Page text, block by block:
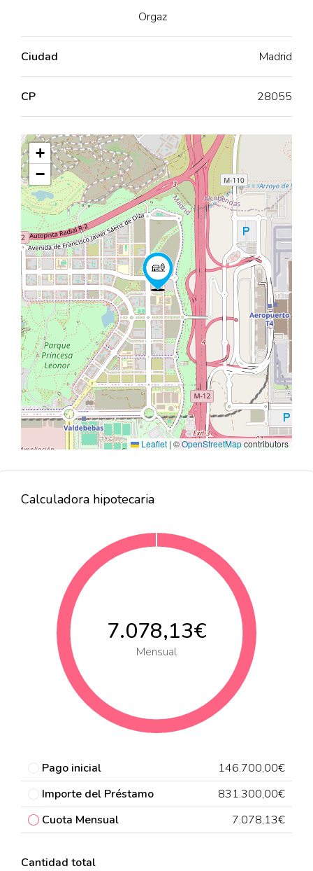
Orgaz
Ciudad Madrid
CP 28055
+
−
Leaflet | ©OpenStreetMapcontributors
Calculadora hipotecaria
7.078,13€
Mensual
Pago inicial
146.700,00€
Importe del Préstamo
831.300,00€
Cuota Mensual
7.078,13€
Cantidad total